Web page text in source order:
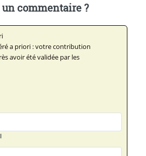
un commentaire ?
a priori : votre contribution
avoir été validée par les